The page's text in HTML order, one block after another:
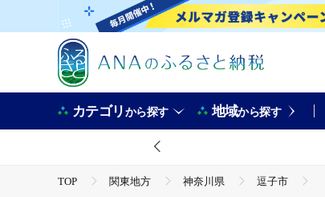
カテゴリから探す 地域から探す
TOP 関東地方 神奈川県 逗子市